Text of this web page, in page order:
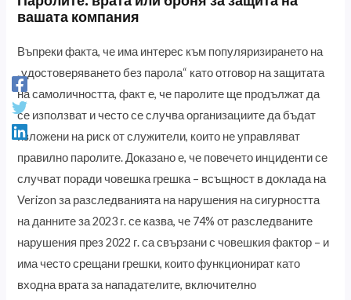
вашата компания
Въпреки факта, че има интерес към популяризирането на
„удостоверяването без парола“ като отговор на защитата
на самоличността, факт е, че паролите ще продължат да
се използват и често се случва организациите да бъдат
изложени на риск от служители, които не управляват
правилно паролите. Доказано е, че повечето инциденти се
случват поради човешка грешка – всъщност в доклада на
Verizon за разследванията на нарушения на сигурността
на данните за 2023 г. се казва, че 74% от разследваните
нарушения през 2022 г. са свързани с човешкия фактор – и
има често срещани грешки, които функционират като
входна врата за нападателите, включително